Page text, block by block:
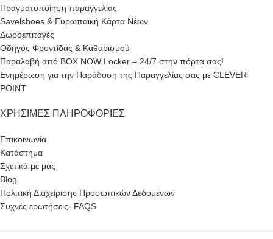
Πραγματοποίηση παραγγελίας
Savelshoes & Ευρωπαϊκή Κάρτα Νέων
Δωροεπιταγές
Οδηγός Φροντίδας & Καθαρισμού
Παραλαβή από BOX NOW Locker – 24/7 στην πόρτα σας!
Ενημέρωση για την Παράδοση της Παραγγελίας σας με CLEVER
POINT
ΧΡΉΣΙΜΕΣ ΠΛΗΡΟΦΟΡΊΕΣ
Επικοινωνία
Κατάστημα
Σχετικά με μας
Blog
Πολιτική Διαχείρισης Προσωπικών Δεδομένων
Συχνές ερωτήσεις- FAQS